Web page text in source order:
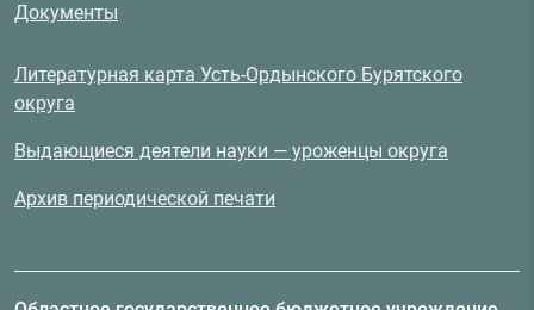
Документы
Литературная карта Усть-Ордынского Бурятского
округа
Выдающиеся деятели науки — уроженцы округа
Архив периодической печати